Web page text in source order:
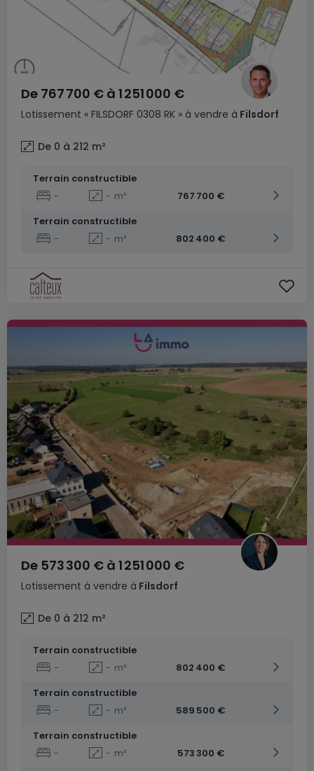
Lotissement « FILSDORF 0308 RK » à vendre à Filsdorf
De 767 700 € à 1 251 000 €
De 0 à 212 m²
Terrain constructible
-
- m²
767 700 €
Terrain constructible
-
- m² 802 400 €
Lotissement à vendre à Filsdorf
De 573 300 € à 1 251 000 €
De 0 à 212 m²
Terrain constructible
-
- m²
802 400 €
Terrain constructible
-
- m²
589 500 €
Terrain constructible
-
- m²
573 300 €